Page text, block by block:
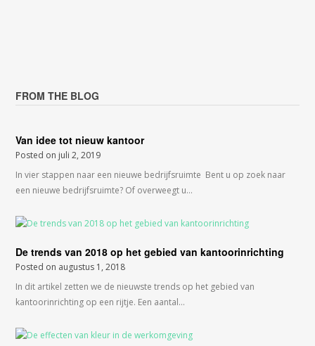
FROM THE BLOG
Van idee tot nieuw kantoor
Posted on juli 2, 2019
In vier stappen naar een nieuwe bedrijfsruimte Bent u op zoek naar
een nieuwe bedrijfsruimte? Of overweegt u…
De trends van 2018 op het gebied van kantoorinrichting
Posted on augustus 1, 2018
In dit artikel zetten we de nieuwste trends op het gebied van
kantoorinrichting op een rijtje. Een aantal…